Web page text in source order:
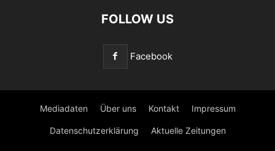
FOLLOW US
Facebook
Mediadaten Über uns Kontakt Impressum
Datenschutzerklärung Aktuelle Zeitungen